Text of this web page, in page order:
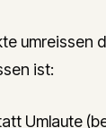
umreissen
ist:
Umlaute